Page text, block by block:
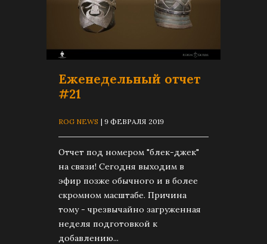
Еженедельный отчет
#21
ROG NEWS | 9 ФЕВРАЛЯ 2019
Отчет под номером "блек-джек"
на связи! Сегодня выходим в
эфир позже обычного и в более
скромном масштабе. Причина
тому - чрезвычайно загруженная
неделя подготовкой к
добавлению...